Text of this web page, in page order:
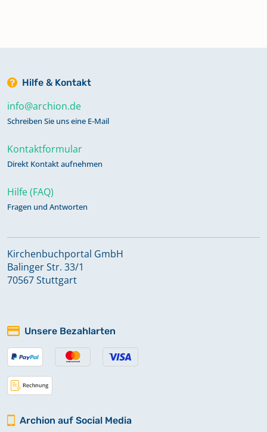
Hilfe & Kontakt
info@archion.de
Schreiben Sie uns eine E-Mail
Kontaktformular
Direkt Kontakt aufnehmen
Hilfe (FAQ)
Fragen und Antworten
Kirchenbuchportal GmbH
Balinger Str. 33/1
70567 Stuttgart
Unsere Bezahlarten
Archion auf Social Media